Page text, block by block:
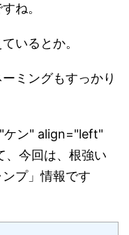
ね。
いるとか。
ミングもすっかり
ン" align="left"
今回は、根強い
プ」情報です